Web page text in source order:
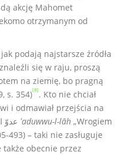
akcję Mahomet
otrzymanym od
podają najstarsze źródła
się w raju, proszą
na ziemię, bo pragną
s. 354)[8] . Kto nie chciał
i odmawiał przejścia na
ʻaduwwu-l-lāh „Wrogiem
493) – taki nie zasługuje
także obecnie przez